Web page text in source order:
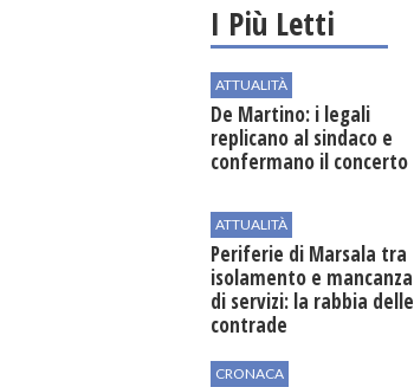
I Più Letti
ATTUALITÀ
De Martino: i legali
replicano al sindaco e
confermano il concerto
ATTUALITÀ
Periferie di Marsala tra
isolamento e mancanza
di servizi: la rabbia delle
contrade
CRONACA